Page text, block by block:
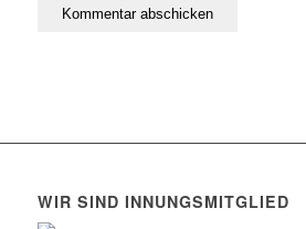
WIR SIND INNUNGSMITGLIED